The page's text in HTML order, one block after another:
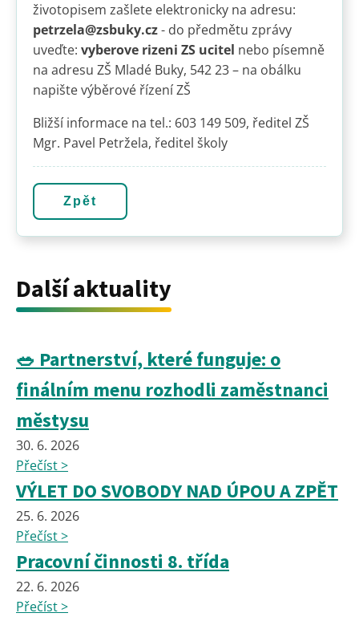
životopisem zašlete elektronicky na adresu:
petrzela@zsbuky.cz- do předmětu zprávy
uveďte: vyberove rizeni ZS ucitel nebo písemně
na adresu ZŠ Mladé Buky, 542 23 – na obálku
napište výběrové řízení ZŠ
Bližší informace na tel.: 603 149 509, ředitel ZŠ
Mgr. Pavel Petržela, ředitel školy
Zpět
Další aktuality
🥗 Partnerství, které funguje: o
finálním menu rozhodli zaměstnanci
městysu
30. 6. 2026
Přečíst >
VÝLET DO SVOBODY NAD ÚPOU A ZPĚT
25. 6. 2026
Přečíst >
Pracovní činnosti 8. třída
22. 6. 2026
Přečíst >